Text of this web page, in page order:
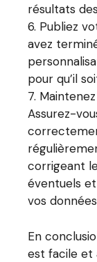
résultats
Publiez
avez
pour qu’il
Assurez-
corrigeant
éventuels
vos
En
est facile et